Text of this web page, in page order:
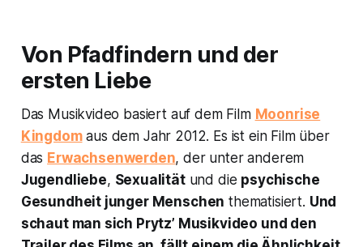
Von Pfadfindern und der
ersten Liebe
Das Musikvideo basiert auf dem Film Moonrise
Kingdomaus dem Jahr 2012. Es ist ein Film über
das Erwachsenwerden, der unter anderem
Jugendliebe, Sexualitätund die psychische
Gesundheit junger Menschen thematisiert. Und
schaut man sich Prytz’ Musikvideo und den